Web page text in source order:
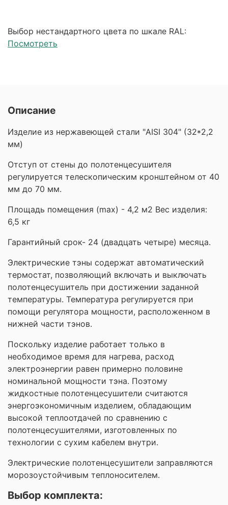
Выбор нестандартного цвета по шкале RAL:
Посмотреть
Описание
Изделие из нержавеющей стали "AISI 304" (32*2,2
мм)
Отступ от стены до полотенцесушителя
регулируется телескопическим кронштейном от 40
мм до 70 мм.
Площадь помещения (maх) - 4,2 м2 Вес изделия:
6,5 кг
Гарантийный срок- 24 (двадцать четыре) месяца.
Электрические тэны содержат автоматический
термостат, позволяющий включать и выключать
полотенцесушитель при достижении заданной
температуры. Температура регулируется при
помощи регулятора мощности, расположенном в
нижней части тэнов.
Поскольку изделие работает только в
необходимое время для нагрева, расход
электроэнергии равен примерно половине
номинальной мощности тэна. Поэтому
жидкостные полотенцесушители считаются
энергоэкономичным изделием, обладающим
высокой теплоотдачей по сравнению с
полотенцесушителями, изготовленных по
технологии с сухим кабелем внутри.
Электрические полотенцесушители заправляются
морозоустойчивым теплоносителем.
Выбор комплекта: